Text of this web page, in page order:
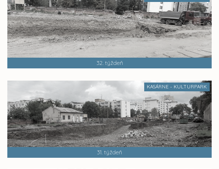
32. týždeň
KASÁRNE - KULTURPARK
31. týždeň